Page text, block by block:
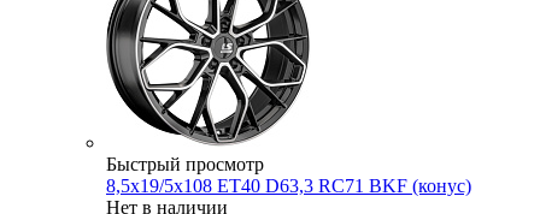
Быстрый просмотр
8,5x19/5x108 ET40 D63,3 RC71 BKF (конус)
Нет в наличии